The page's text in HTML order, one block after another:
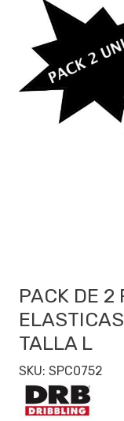
PACK DE 2
TALLA L
SKU: SPC0752